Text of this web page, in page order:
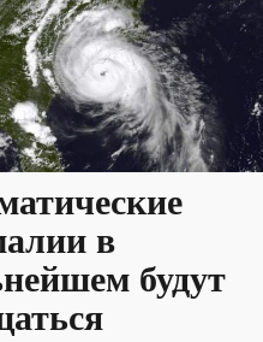
в
будут